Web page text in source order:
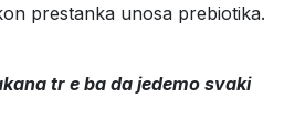
prestanka unosa prebiotika.
tr e ba da jedemo svaki